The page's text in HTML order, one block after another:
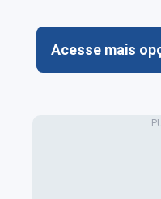
Acesse mais